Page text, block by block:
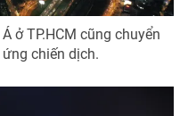
ở TP.HCM cũng chuyển
chiến dịch.